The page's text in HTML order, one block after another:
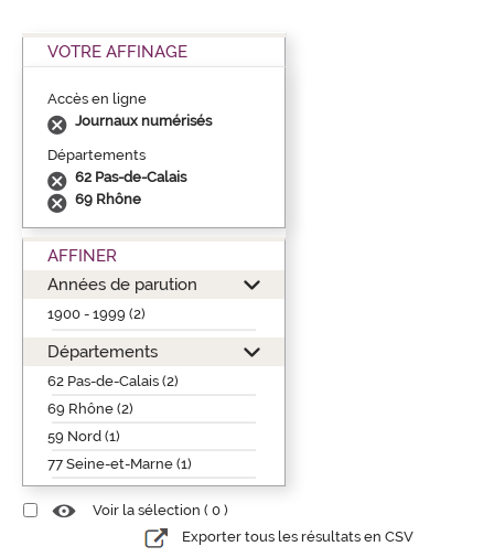
VOTRE AFFINAGE
Accès en ligne
Journaux numérisés
Départements
62 Pas-de-Calais
69 Rhône
AFFINER
Années de parution
1900 - 1999 (2)
Départements
62 Pas-de-Calais (2)
69 Rhône (2)
59 Nord (1)
77 Seine-et-Marne (1)
Voir la sélection ( 0 )
Exporter tous les résultats en CSV